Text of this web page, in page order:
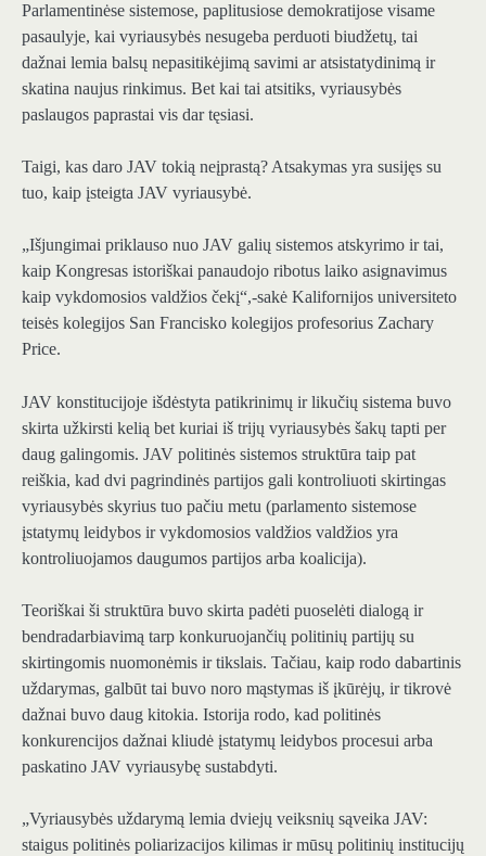
Parlamentinėse sistemose, paplitusiose demokratijose visame
pasaulyje, kai vyriausybės nesugeba perduoti biudžetų, tai
dažnai lemia balsų nepasitikėjimą savimi ar atsistatydinimą ir
skatina naujus rinkimus. Bet kai tai atsitiks, vyriausybės
paslaugos paprastai vis dar tęsiasi.
Taigi, kas daro JAV tokią neįprastą? Atsakymas yra susijęs su
tuo, kaip įsteigta JAV vyriausybė.
„Išjungimai priklauso nuo JAV galių sistemos atskyrimo ir tai,
kaip Kongresas istoriškai panaudojo ribotus laiko asignavimus
kaip vykdomosios valdžios čekį“,-sakė Kalifornijos universiteto
teisės kolegijos San Francisko kolegijos profesorius Zachary
Price.
JAV konstitucijoje išdėstyta patikrinimų ir likučių sistema buvo
skirta užkirsti kelią bet kuriai iš trijų vyriausybės šakų tapti per
daug galingomis. JAV politinės sistemos struktūra taip pat
reiškia, kad dvi pagrindinės partijos gali kontroliuoti skirtingas
vyriausybės skyrius tuo pačiu metu (parlamento sistemose
įstatymų leidybos ir vykdomosios valdžios valdžios yra
kontroliuojamos daugumos partijos arba koalicija).
Teoriškai ši struktūra buvo skirta padėti puoselėti dialogą ir
bendradarbiavimą tarp konkuruojančių politinių partijų su
skirtingomis nuomonėmis ir tikslais. Tačiau, kaip rodo dabartinis
uždarymas, galbūt tai buvo noro mąstymas iš įkūrėjų, ir tikrovė
dažnai buvo daug kitokia. Istorija rodo, kad politinės
konkurencijos dažnai kliudė įstatymų leidybos procesui arba
paskatino JAV vyriausybę sustabdyti.
„Vyriausybės uždarymą lemia dviejų veiksnių sąveika JAV:
staigus politinės poliarizacijos kilimas ir mūsų politinių institucijų